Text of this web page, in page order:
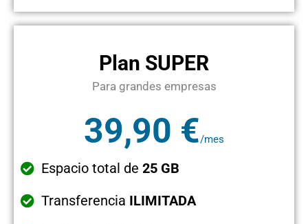
Plan SUPER
Para grandes empresas
39,90 €/mes
Espacio total de 25 GB
Transferencia ILIMITADA